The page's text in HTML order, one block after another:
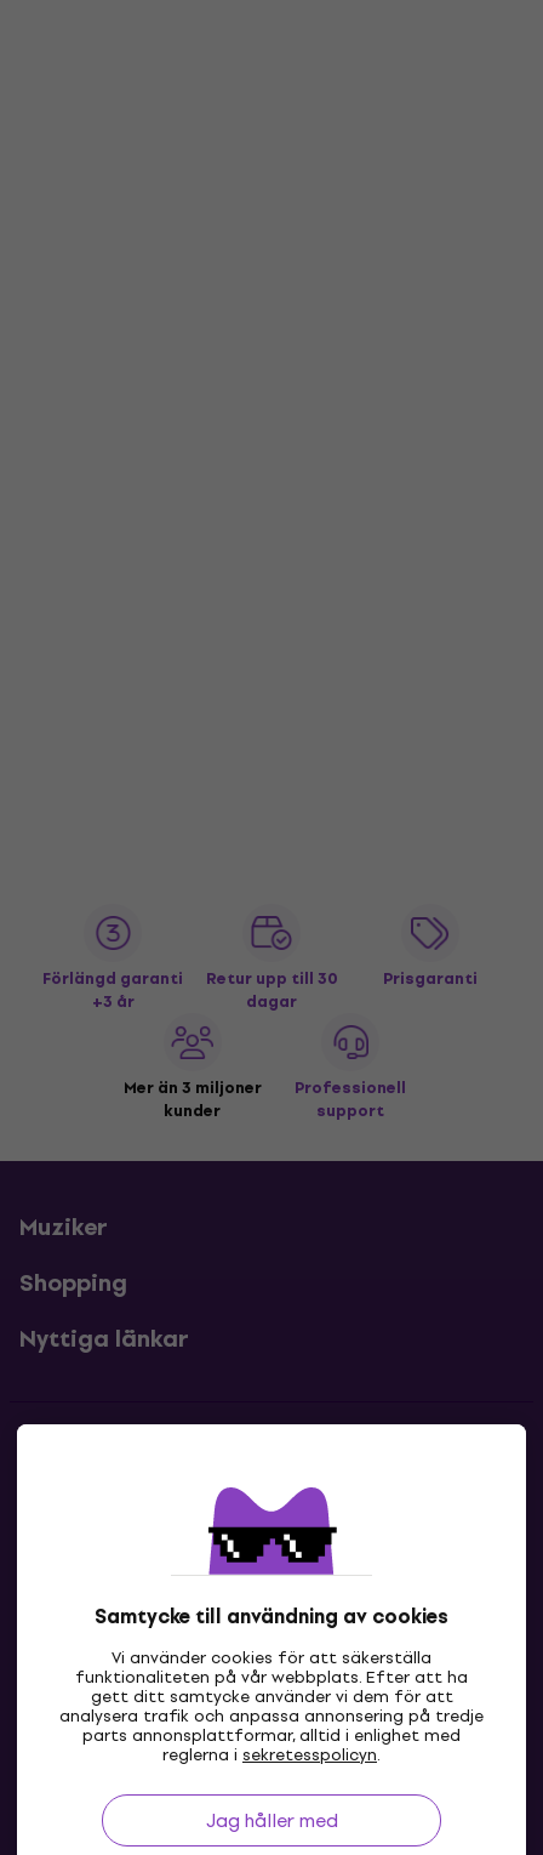
Samtycke till användning av cookies
Vi använder cookies för att säkerställa
funktionaliteten på vår webbplats. Efter att ha
gett ditt samtycke använder vi dem för att
analysera trafik och anpassa annonsering på tredje
parts annonsplattformar, alltid i enlighet med
reglerna i sekretesspolicyn.
Jag håller med
Förlängd garanti
+3 år
Retur upp till 30
dagar
Prisgaranti
Mer än 3 miljoner
kunder
Professionell
support
Muziker
Shopping
Nyttiga länkar
Kontakta oss
SE